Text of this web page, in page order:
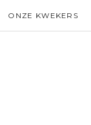
ONZE KWEKERS